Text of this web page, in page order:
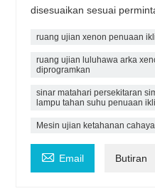
disesuaikan sesuai
ruang ujian xenon penuaan
ruang ujian luluhawa arka
diprogramkan
sinar matahari persekitaran
lampu tahan suhu penuaan
Mesin ujian ketahanan
 Email Butiran